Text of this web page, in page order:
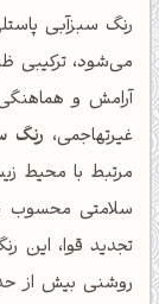
می‌شود، ترکیبی
آرامش و
غیرتهاجمی، رنگ
مرتبط با محیط
سلامتی محسوب
تجدید قوا، این
روشنی بیش از